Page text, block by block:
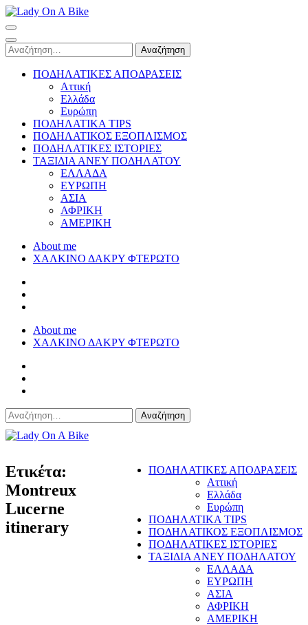
Skip
to
content
(Press
Enter)
Αναζήτηση
για:
ΠΟΔΗΛΑΤΙΚΕΣ ΑΠΟΔΡΑΣΕΙΣ
Αττική
Ελλάδα
Ευρώπη
ΠΟΔΗΛΑΤΙΚΑ TIPS
ΠΟΔΗΛΑΤΙΚΟΣ ΕΞΟΠΛΙΣΜΟΣ
ΠΟΔΗΛΑΤΙΚΕΣ ΙΣΤΟΡΙΕΣ
ΤΑΞΙΔΙΑ ΑΝΕΥ ΠΟΔΗΛΑΤΟΥ
ΕΛΛΑΔΑ
ΕΥΡΩΠΗ
ΑΣΙΑ
ΑΦΡΙΚΗ
ΑΜΕΡΙΚΗ
About me
ΧΑΛΚΙΝΟ ΔΑΚΡΥ ΦΤΕΡΩΤΟ
About me
ΧΑΛΚΙΝΟ ΔΑΚΡΥ ΦΤΕΡΩΤΟ
Αναζήτηση
για:
ΠΟΔΗΛΑΤΙΚΕΣ ΑΠΟΔΡΑΣΕΙΣ
Αττική
Ελλάδα
Ευρώπη
ΠΟΔΗΛΑΤΙΚΑ TIPS
ΠΟΔΗΛΑΤΙΚΟΣ ΕΞΟΠΛΙΣΜΟΣ
ΠΟΔΗΛΑΤΙΚΕΣ ΙΣΤΟΡΙΕΣ
ΤΑΞΙΔΙΑ ΑΝΕΥ ΠΟΔΗΛΑΤΟΥ
ΕΛΛΑΔΑ
ΕΥΡΩΠΗ
ΑΣΙΑ
ΑΦΡΙΚΗ
ΑΜΕΡΙΚΗ
Ετικέτα:
Montreux
Lucerne
itinerary